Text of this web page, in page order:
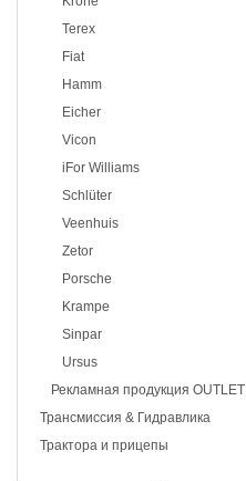
Terex
Fiat
Hamm
Eicher
Vicon
iFor Williams
Schlüter
Veenhuis
Zetor
Porsche
Krampe
Sinpar
Ursus
Рекламная продукция OUTLET
Трансмиссия & Гидравлика
Трактора и прицепы